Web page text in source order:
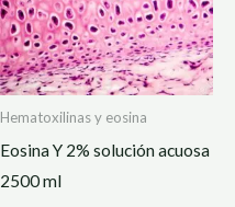
Hematoxilinas y eosina
Eosina Y 2% solución acuosa
2500 ml